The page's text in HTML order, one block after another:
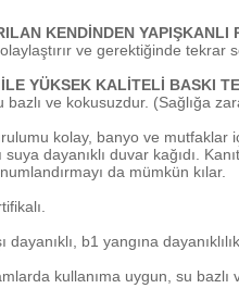
KENDİNDEN YAPIŞKANLI
ve gerektiğinde tekrar
YÜKSEK KALİTELİ BASKI
ve kokusuzdur. (Sağlığa
kolay, banyo ve mutfaklar
suya dayanıklı duvar kağıdı.
da mümkün kılar.
b1 yangına dayanıklılık.
kullanıma uygun, su